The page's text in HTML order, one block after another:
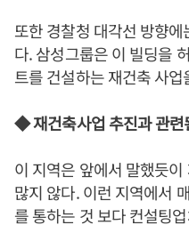
또한 경찰청 대각선 방향
다. 삼성그룹은 이 빌딩을
트를 건설하는 재건축 사
◆ 재건축사업 추진과 관련
이 지역은 앞에서 말했듯
많지 않다. 이런 지역에서
를 통하는 것 보다 컨설팅